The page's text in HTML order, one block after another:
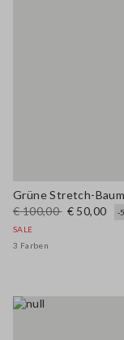
€ 100,00 € 50,00
-
SALE
3 Farben